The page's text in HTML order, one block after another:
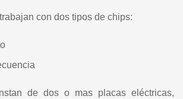
con dos tipos de chips:
de dos o mas placas eléctricas,